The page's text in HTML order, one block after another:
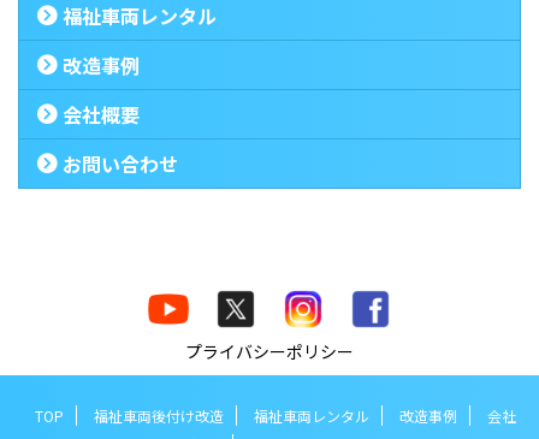
福祉車両レンタル
改造事例
会社概要
お問い合わせ
プライバシーポリシー
TOP 福祉車両後付け改造 福祉車両レンタル 改造事例
会社